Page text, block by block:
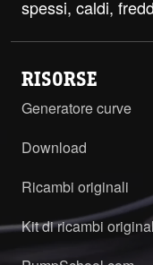
spessi, caldi,
RISORSE
Generatore curve
Download
Ricambi originali
Kit di ricambi